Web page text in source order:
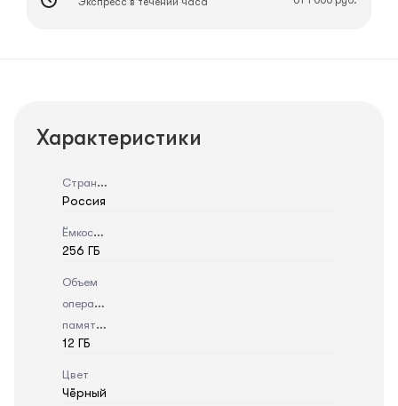
Характеристики
Страна
Россия
Ёмкость
256 ГБ
Объем
оперативной
памяти
12 ГБ
Цвет
Чёрный